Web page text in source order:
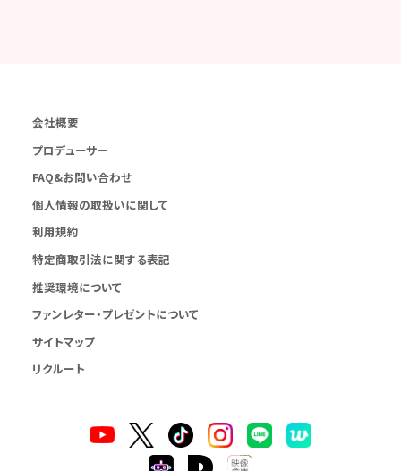
会社概要
プロデューサー
FAQ&お問い合わせ
個人情報の取扱いに関して
利用規約
特定商取引法に関する表記
推奨環境について
ファンレター・プレゼントについて
サイトマップ
リクルート